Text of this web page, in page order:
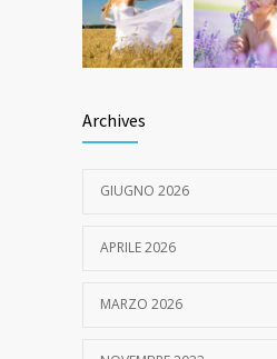
Archives
GIUGNO 2026
APRILE 2026
MARZO 2026